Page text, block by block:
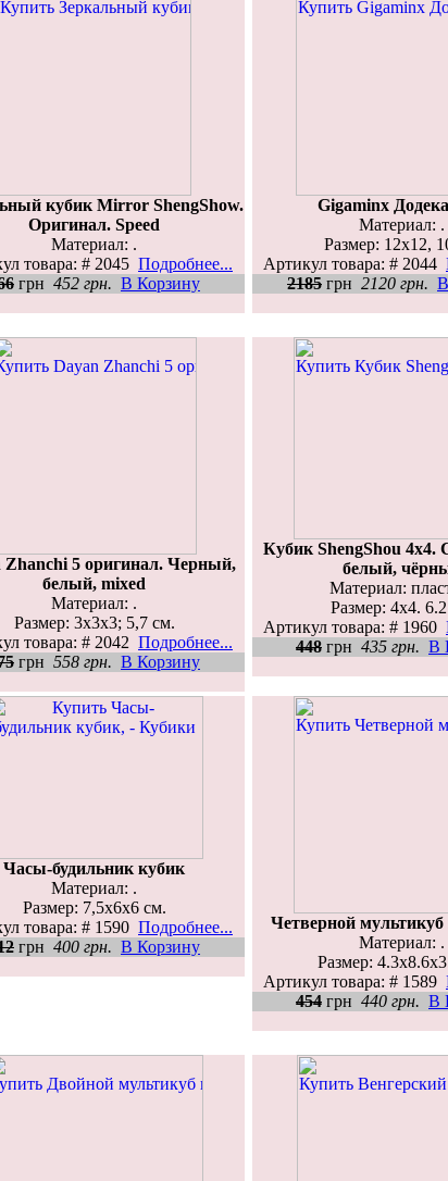
кубик Mirror ShengShow.
Оригинал. Speed
Материал: .
товара: # 2045 Подробнее...
грн 452 грн. В Корзину
Gigaminx
Материал: .
Размер: 12х12,
Артикул товара: # 2044
2185 грн 2120 грн.
Zhanchi 5 оригинал. Черный,
белый, mixed
Материал: .
Размер: 3х3х3; 5,7 см.
товара: # 2042 Подробнее...
грн 558 грн. В Корзину
Кубик ShengShou 4x4.
белый,
Материал:
Размер: 4х4.
Артикул товара: # 1960
448 грн 435 грн. В
Часы-будильник кубик
Материал: .
Размер: 7,5x6x6 см.
товара: # 1590 Подробнее...
грн 400 грн. В Корзину
Четверной мультикуб
Материал: .
Размер:
Артикул товара: # 1589
454 грн 440 грн. В